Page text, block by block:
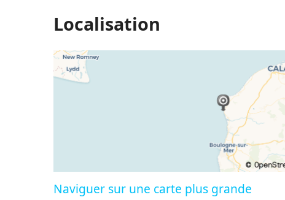
Localisation
Naviguer sur une carte plus grande